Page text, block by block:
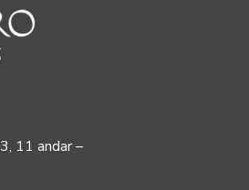
11 andar –